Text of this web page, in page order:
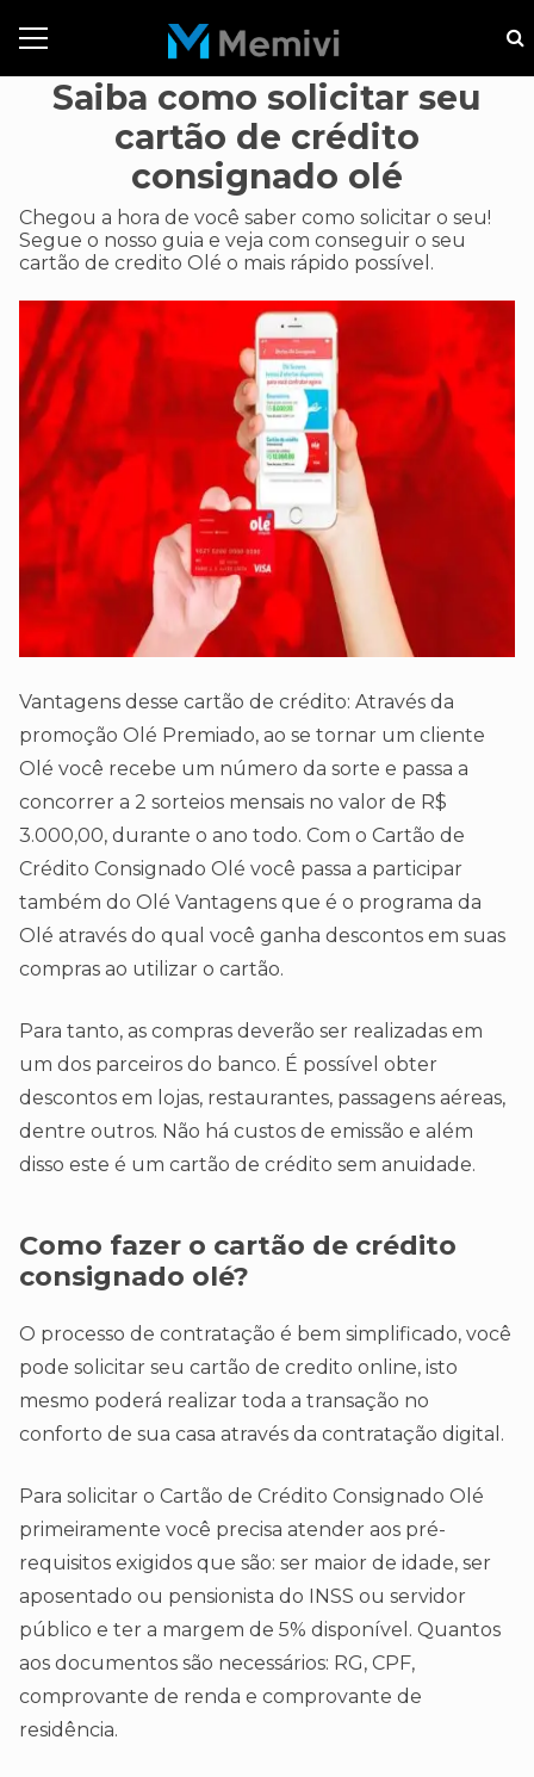
Saiba como solicitar seu
cartão de crédito
consignado olé
Chegou a hora de você saber como solicitar o seu!
Segue o nosso guia e veja com conseguir o seu
cartão de credito Olé o mais rápido possível.
Vantagens desse cartão de crédito: Através da
promoção Olé Premiado, ao se tornar um cliente
Olé você recebe um número da sorte e passa a
concorrer a 2 sorteios mensais no valor de R$
3.000,00, durante o ano todo. Com o Cartão de
Crédito Consignado Olé você passa a participar
também do Olé Vantagens que é o programa da
Olé através do qual você ganha descontos em suas
compras ao utilizar o cartão.
Para tanto, as compras deverão ser realizadas em
um dos parceiros do banco. É possível obter
descontos em lojas, restaurantes, passagens aéreas,
dentre outros. Não há custos de emissão e além
disso este é um cartão de crédito sem anuidade.
Como fazer o cartão de crédito
consignado olé?
O processo de contratação é bem simplificado, você
pode solicitar seu cartão de credito online, isto
mesmo poderá realizar toda a transação no
conforto de sua casa através da contratação digital.
Para solicitar o Cartão de Crédito Consignado Olé
primeiramente você precisa atender aos pré-
requisitos exigidos que são: ser maior de idade, ser
aposentado ou pensionista do INSS ou servidor
público e ter a margem de 5% disponível. Quantos
aos documentos são necessários: RG, CPF,
comprovante de renda e comprovante de
residência.